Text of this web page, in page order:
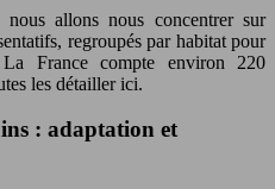
allons nous concentrer sur
regroupés par habitat pour
La France compte environ 220
les détailler ici.
: adaptation et